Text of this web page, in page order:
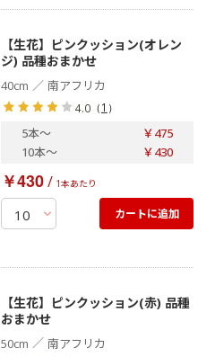
【生花】ピンクッション(オレン
ジ) 品種おまかせ
40cm ／ 南アフリカ
4.0 （1 ）
5本～
￥475
10本～ ￥430
￥430/ 1本あたり
カートに追加
【生花】ピンクッション(赤) 品種
おまかせ
50cm ／ 南アフリカ